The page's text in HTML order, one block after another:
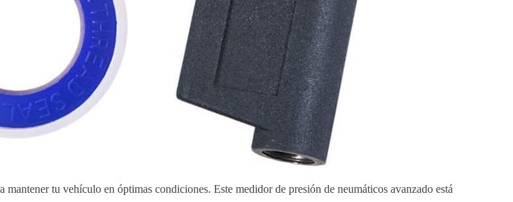
tu vehículo en óptimas condiciones. Este medidor de presión de neumáticos avanzado está